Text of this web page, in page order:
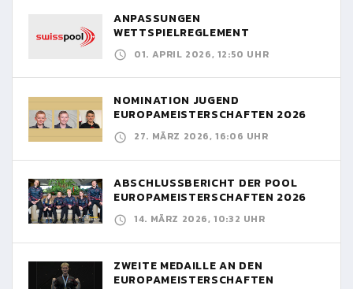
ANPASSUNGEN
WETTSPIELREGLEMENT
01. APRIL 2026, 12:50 UHR
NOMINATION JUGEND
EUROPAMEISTERSCHAFTEN 2026
27. MÄRZ 2026, 16:06 UHR
ABSCHLUSSBERICHT DER POOL
EUROPAMEISTERSCHAFTEN 2026
14. MÄRZ 2026, 10:32 UHR
ZWEITE MEDAILLE AN DEN
EUROPAMEISTERSCHAFTEN